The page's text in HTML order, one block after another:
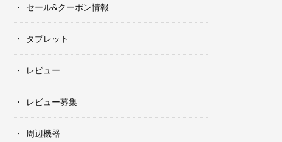
セール&クーポン情報
タブレット
レビュー
レビュー募集
周辺機器